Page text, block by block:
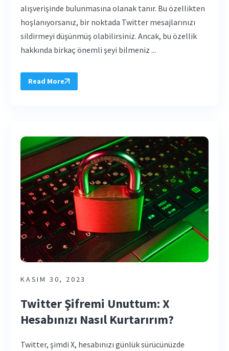
alışverişinde bulunmasına olanak tanır. Bu özellikten
hoşlanıyorsanız, bir noktada Twitter mesajlarınızı
sildirmeyi düşünmüş olabilirsiniz. Ancak, bu özellik
hakkında birkaç önemli şeyi bilmeniz ...
Read More
KASIM 30, 2023
Twitter Şifremi Unuttum: X
Hesabınızı Nasıl Kurtarırım?
Twitter, şimdi X, hesabınızı günlük sürücünüzde